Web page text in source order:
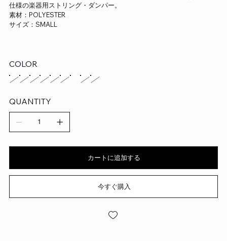
仕様の楽器用ストリング・ダンパー。
素材：POLYESTER
サイズ：SMALL
COLOR
QUANTITY
カートに追加する
今すぐ購入